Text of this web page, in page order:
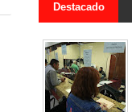
Destacado